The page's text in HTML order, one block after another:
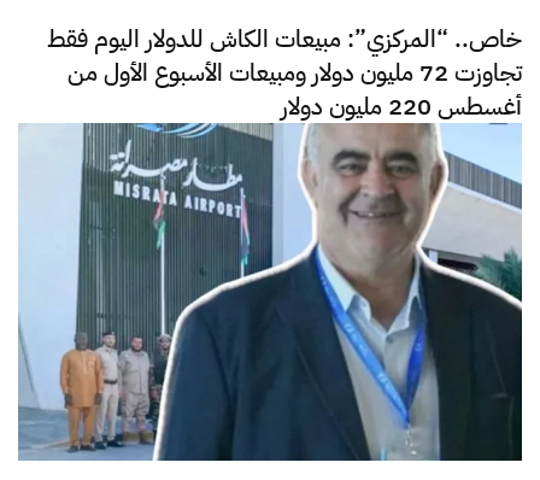
خاص.. “المركزي”: مبيعات الكاش للدولار اليوم فقط
تجاوزت 72 مليون دولار ومبيعات الأسبوع الأول من
أغسطس 220 مليون دولار